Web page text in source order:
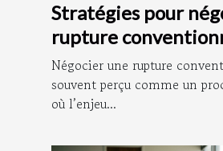
Stratégies pour
rupture
litige
Négocier une rupture
souvent perçu comme un
où l’enjeu...